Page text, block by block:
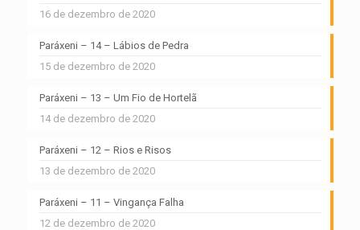
16 de dezembro de 2020
Paráxeni – 14 – Lábios de Pedra
15 de dezembro de 2020
Paráxeni – 13 – Um Fio de Hortelã
14 de dezembro de 2020
Paráxeni – 12 – Rios e Risos
13 de dezembro de 2020
Paráxeni – 11 – Vingança Falha
12 de dezembro de 2020